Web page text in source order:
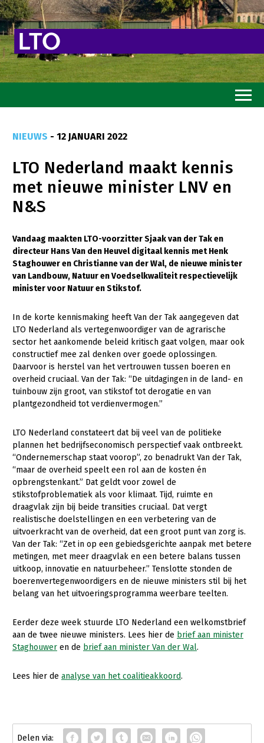
Goed eten
Mooi groen
Sterk ondernemerschap
Transitiepaden
Thema’s
Gezonde planten
Natuur, klimaat en energie
Bodem en water
Platteland en omgeving
Mens, ondernemerschap en onderwijs
Internationaal
Sectoren
Dier
Biologische Landbouw
Geitenhouderij
Kalverhouderij
Konijnenhouderij
Melkveehouderij
Paardenhouderij
Schapenhouderij
Varkenshouderij
Vleesveehouderij
Plant
Akkerbouw
Biologische Landbouw
Bollenteelt
Bomen, vaste planten en zomerbloemen
Fruitteelt
Paddenstoelen
Vollegrondsgroente
Multifunctionele landbouw
Multifunctioneel
Vrouw en Bedrijf
Onderwerpen
Nieuws
Nieuwsabonnement
Webinars
Over LTO
LTO Nederland
Vakgroepbestuurders
Pers
NIEUWS - 12 JANUARI 2022
LTO Nederland maakt kennis
met nieuwe minister LNV en
N&S
Vandaag maakten LTO-voorzitter Sjaak van der Tak en
directeur Hans Van den Heuvel digitaal kennis met Henk
Staghouwer en Christianne van der Wal, de nieuwe minister
van Landbouw, Natuur en Voedselkwaliteit respectievelijk
minister voor Natuur en Stikstof.
In de korte kennismaking heeft Van der Tak aangegeven dat
LTO Nederland als vertegenwoordiger van de agrarische
sector het aankomende beleid kritisch gaat volgen, maar ook
constructief mee zal denken over goede oplossingen.
Daarvoor is herstel van het vertrouwen tussen boeren en
overheid cruciaal. Van der Tak: “De uitdagingen in de land- en
tuinbouw zijn groot, van stikstof tot derogatie en van
plantgezondheid tot verdienvermogen.”
LTO Nederland constateert dat bij veel van de politieke
plannen het bedrijfseconomisch perspectief vaak ontbreekt.
“Ondernemerschap staat voorop”, zo benadrukt Van der Tak,
“maar de overheid speelt een rol aan de kosten én
opbrengstenkant.” Dat geldt voor zowel de
stikstofproblematiek als voor klimaat. Tijd, ruimte en
draagvlak zijn bij beide transities cruciaal. Dat vergt
realistische doelstellingen en een verbetering van de
uitvoerkracht van de overheid, dat een groot punt van zorg is.
Van der Tak: “Zet in op een gebiedsgerichte aanpak met betere
metingen, met meer draagvlak en een betere balans tussen
uitkoop, innovatie en natuurbeheer.” Tenslotte stonden de
boerenvertegenwoordigers en de nieuwe ministers stil bij het
belang van het uitvoeringsprogramma weerbare teelten.
Eerder deze week stuurde LTO Nederland een welkomstbrief
aan de twee nieuwe ministers. Lees hier de brief aan minister
Staghouwer en de brief aan minister Van der Wal.
Lees hier de analyse van het coalitieakkoord.